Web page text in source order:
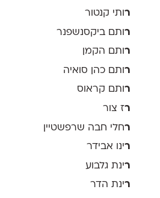
ר ותי קנטור
ר ותם ביקסנשפנר
רותם הקמן
ר ותם כהן סואיה
רותם קראוס
רז צור
רחלי חבה שרפשטיין
רינו אבידר
רינת גלבוע
רינת הדר